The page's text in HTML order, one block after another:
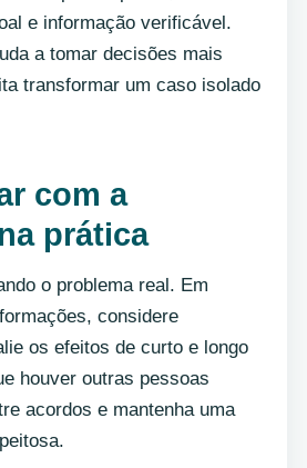
e informação verificável.
a tomar decisões mais
transformar um caso isolado
com a
prática
o problema real. Em
considere
os efeitos de curto e longo
houver outras pessoas
acordos e mantenha uma